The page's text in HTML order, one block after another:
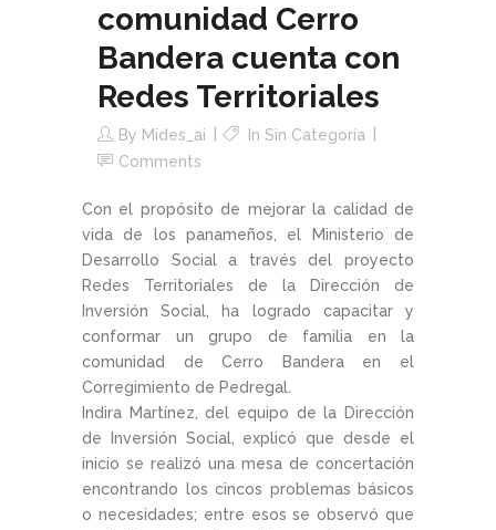
comunidad Cerro
Bandera cuenta con
Redes Territoriales
By Mides_ai
In Sin Categoría
Comments
Con el propósito de mejorar la calidad de
vida de los panameños, el Ministerio de
Desarrollo Social a través del proyecto
Redes Territoriales de la Dirección de
Inversión Social, ha logrado capacitar y
conformar un grupo de familia en la
comunidad de Cerro Bandera en el
Corregimiento de Pedregal.
Indira Martínez, del equipo de la Dirección
de Inversión Social, explicó que desde el
inicio se realizó una mesa de concertación
encontrando los cincos problemas básicos
o necesidades; entre esos se observó que